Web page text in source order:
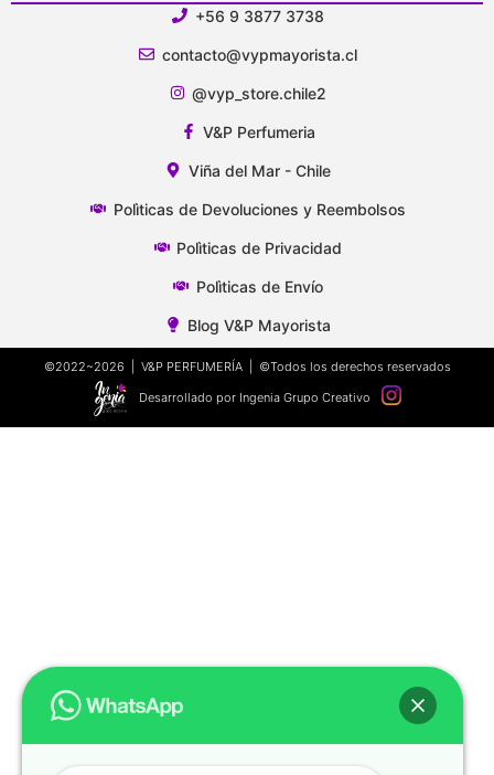
+56 9 3877 3738
contacto@vypmayorista.cl
@vyp_store.chile2
V&P Perfumeria
Viña del Mar - Chile
Polìticas de Devoluciones y Reembolsos
Polìticas de Privacidad
Polìticas de Envío
Blog V&P Mayorista
©2022~2026 | V&P PERFUMERÍA | ©Todos los derechos reservados
Desarrollado por Ingenia Grupo Creativo